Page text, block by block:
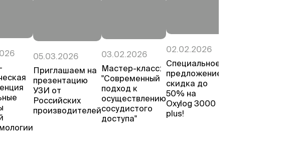
05.03.2026
Приглашаем на
презентацию
УЗИ от
Российских
производителей
03.02.2026
Мастер-класс:
"Современный
подход к
осуществлению
сосудистого
доступа"
02.02.2026
Специальное
предложение:
скидка до
50% на
Oxylog 3000
plus!